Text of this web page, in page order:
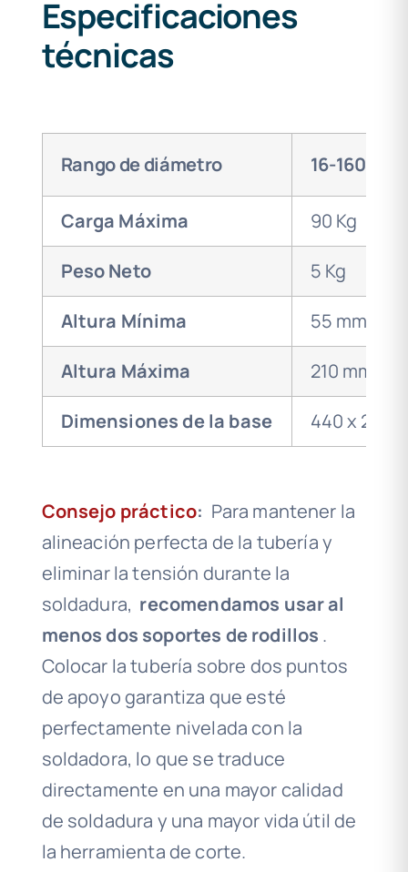
Especificaciones
técnicas
Rango de diámetro 16-160
Carga Máxima 90 Kg
Peso Neto 5 Kg
Altura Mínima 55 mm
Altura Máxima 210 mm
Dimensiones de la base 440 x 240
Consejo práctico: Para mantener la
alineación perfecta de la tubería y
eliminar la tensión durante la
soldadura, recomendamos usar al
menos dos soportes de rodillos .
Colocar la tubería sobre dos puntos
de apoyo garantiza que esté
perfectamente nivelada con la
soldadora, lo que se traduce
directamente en una mayor calidad
de soldadura y una mayor vida útil de
la herramienta de corte.